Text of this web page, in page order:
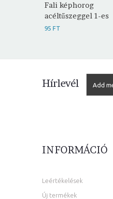
Fali képhorog
acéltűszeggel 1-es
95 FT
Hírlevél
INFORMÁCIÓ
Leértékelések
Új termékek